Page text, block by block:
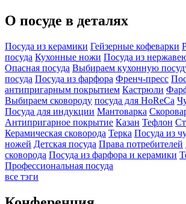
О посуде в деталях
Посуда из керамики Гейзерные кофеварки
посуда Кухонные ножи Посуда из
Опасная посуда Выбираем кухонную
посуда Посуда из фарфора Френч-пресс
антипригарным покрытием Кастрюли
Выбираем сковороду посуда для HoReCa
Посуда для индукции Мантоварка
Антипригарное покрытие Казан Тефлон
Керамическая сковорода Терка Посуда из
ножей Детская посуда Права потребителей
сковорода Посуда из фарфора и керамики
Профессиональная посуда
все тэги